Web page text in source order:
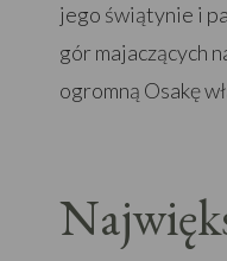
jego świątynie i
gór majaczących
ogromną Osakę